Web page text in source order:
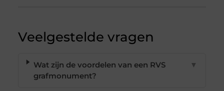
Veelgestelde vragen
Wat zijn de voordelen van een RVS
grafmonument?
▼